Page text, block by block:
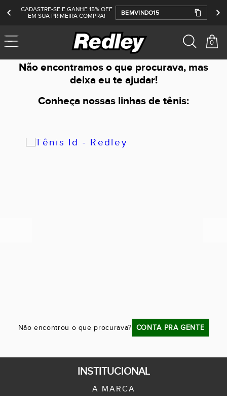
CADASTRE-SE E GANHE 15% OFF
EM SUA PRIMEIRA COMPRA!
BEMVINDO15
0
Não encontramos o que procurava, mas
deixa eu te ajudar!
Conheça nossas linhas de tênis:
Não encontrou o que procurava? CONTA PRA GENTE
INSTITUCIONAL
A MARCA